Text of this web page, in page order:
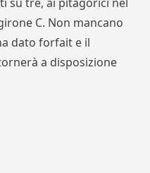
C. Non mancano
dato forfait e il
a disposizione